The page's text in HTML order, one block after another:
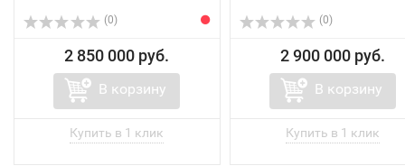
(0)
2 850 000 руб.
В корзину
(0)
2 900 000 руб.
В корзину